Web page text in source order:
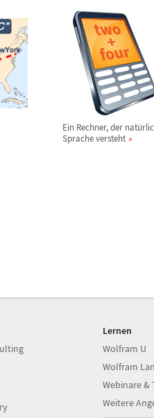
Ein Rechner, der natü
Sprache versteht
Lernen
Wolfram U
Wolfram
Webinare &
Weitere